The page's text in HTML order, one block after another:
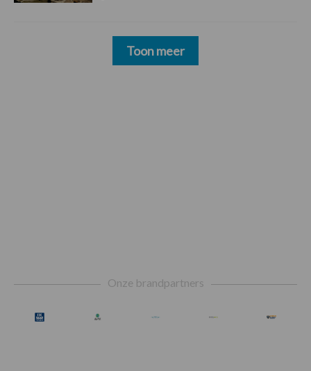
Toon meer
Onze brandpartners